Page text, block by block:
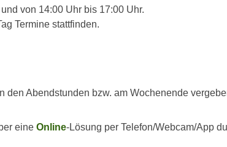
von 14:00 Uhr bis 17:00 Uhr.
Termine stattfinden.
Abendstunden bzw. am Wochenende
eine Online-Lösung per Telefon/Webcam/App